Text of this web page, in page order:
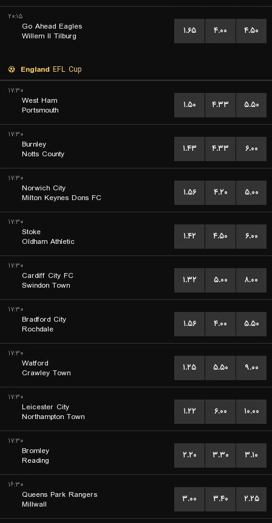
۲۰:۱۵
Go Ahead Eagles
Willem II Tilburg
۱.۶۵ ۴.۰۰ ۴.۵۰
England EFL Cup
۱۷:۳۰
West Ham
Portsmouth
۱.۵۰ ۴.۳۳ ۵.۵۰
۱۷:۳۰
Burnley
Notts County
۱.۴۳ ۴.۳۳ ۶.۰۰
۱۷:۳۰
Norwich City
Milton Keynes Dons FC
۱.۵۶ ۴.۲۰ ۵.۰۰
۱۷:۳۰
Stoke
Oldham Athletic
۱.۴۲ ۴.۵۰ ۶.۰۰
۱۷:۳۰
Cardiff City FC
Swindon Town
۱.۳۲ ۵.۰۰ ۸.۰۰
۱۷:۳۰
Bradford City
Rochdale
۱.۵۶ ۴.۰۰ ۵.۵۰
۱۷:۳۰
Watford
Crawley Town
۱.۲۵ ۵.۵۰ ۹.۰۰
۱۷:۳۰
Leicester City
Northampton Town
۱.۲۲ ۶.۰۰ ۱۰.۰۰
۱۷:۳۰
Bromley
Reading
۲.۲۰ ۳.۳۰ ۳.۱۰
۱۶:۳۰
Queens Park Rangers
Millwall
۳.۰۰ ۳.۴۰ ۲.۲۵